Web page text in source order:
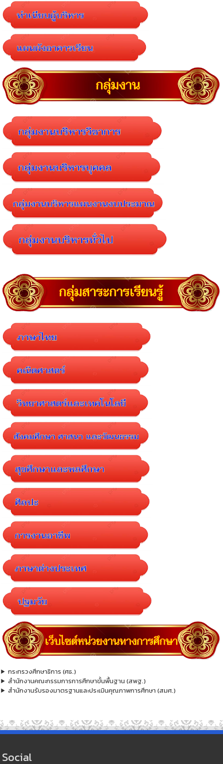
กระทรวงศึกษาธิการ (ศธ.)
สำนักงานคณะกรรมการการศึกษาขั้นพื้นฐาน (สพฐ.)
สำนักงานรับรองมาตรฐานและประเมินคุณภาพการศึกษา (สมศ.)
Social